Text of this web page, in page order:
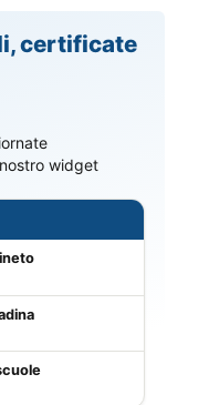
certificate
widget